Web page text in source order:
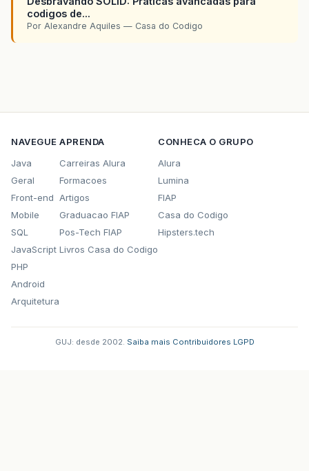
codigos de...
Por Alexandre Aquiles — Casa do Codigo
NAVEGUE
Java
Geral
Front-end
Mobile
SQL
JavaScript
PHP
Android
Arquitetura
APRENDA
Carreiras Alura
Formacoes
Artigos
Graduacao FIAP
Pos-Tech FIAP
Livros Casa do Codigo
CONHECA O GRUPO
Alura
Lumina
FIAP
Casa do Codigo
Hipsters.tech
GUJ: desde 2002. Saiba mais Contribuidores LGPD